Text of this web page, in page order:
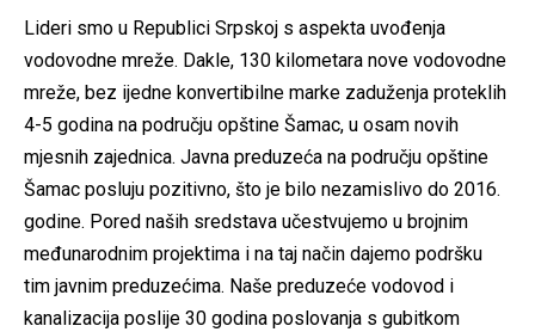
Lideri smo u Republici Srpskoj s aspekta uvođenja
vodovodne mreže. Dakle, 130 kilometara nove vodovodne
mreže, bez ijedne konvertibilne marke zaduženja proteklih
4-5 godina na području opštine Šamac, u osam novih
mjesnih zajednica. Javna preduzeća na području opštine
Šamac posluju pozitivno, što je bilo nezamislivo do 2016.
godine. Pored naših sredstava učestvujemo u brojnim
međunarodnim projektima i na taj način dajemo podršku
tim javnim preduzećima. Naše preduzeće vodovod i
kanalizacija poslije 30 godina poslovanja s gubitkom